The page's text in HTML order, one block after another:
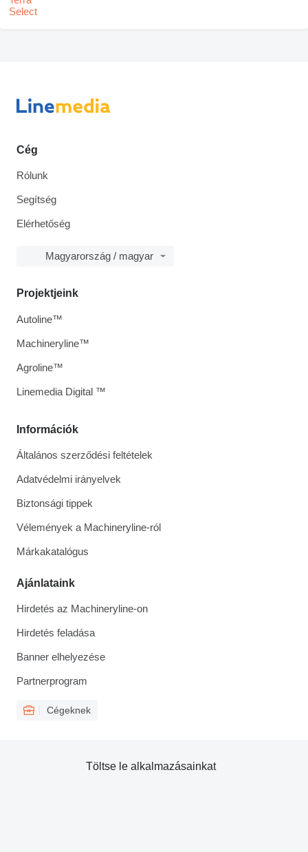
Cég
Rólunk
Segítség
Elérhetőség
Magyarország / magyar
Információk
Általános szerződési feltételek
Adatvédelmi irányelvek
Biztonsági tippek
Vélemények a Machineryline-ról
Márkakatalógus
Ajánlataink
Hirdetés az Machineryline-on
Hirdetés feladása
Banner elhelyezése
Partnerprogram
Cégeknek
Projektjeink
Autoline™
Machineryline™
Agroline™
Linemedia Digital ™
Töltse le alkalmazásainkat